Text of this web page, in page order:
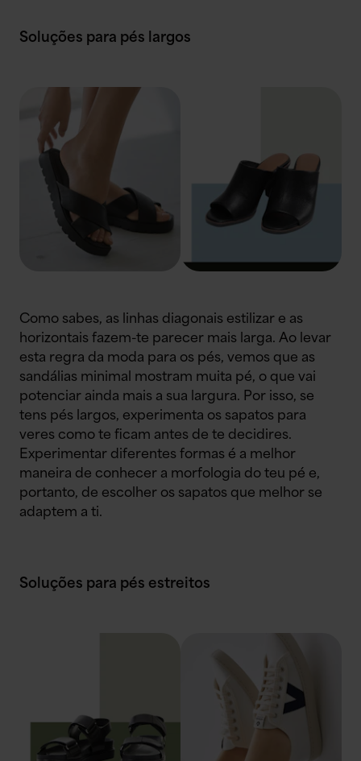
Soluções para pés largos
Como sabes, as linhas diagonais estilizar e as
horizontais fazem-te parecer mais larga. Ao levar
esta regra da moda para os pés, vemos que as
sandálias minimal mostram muita pé, o que vai
potenciar ainda mais a sua largura. Por isso, se
tens pés largos, experimenta os sapatos para
veres como te ficam antes de te decidires.
Experimentar diferentes formas é a melhor
maneira de conhecer a morfologia do teu pé e,
portanto, de escolher os sapatos que melhor se
adaptem a ti.
Soluções para pés estreitos